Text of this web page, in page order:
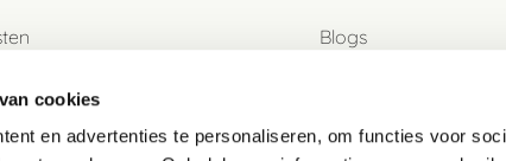
cookies
en advertenties te personaliseren, om functies voor
Blogs